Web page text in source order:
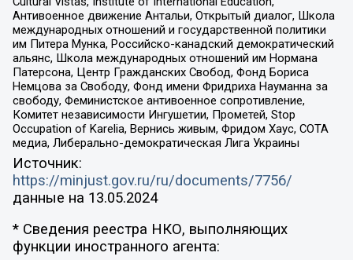
Антивоенное движение Антальи, Открытый диалог, Школа
международных отношений и государственной политики
им Питера Мунка, Российско-канадский демократический
альянс, Школа международных отношений им Нормана
Патерсона, Центр Гражданских Свобод, Фонд Бориса
Немцова за Свободу, Фонд имени Фридриха Науманна за
свободу, Феминистское антивоенное сопротивление,
Комитет независимости Ингушетии, Прометей, Stop
Occupation of Karelia, Вернись живым, Фридом Хаус, СОТА
медиа, Либерально-демократическая Лига Украины
Источник:
https://minjust.gov.ru/ru/documents/7756/
данные на 13.05.2024
* Сведения реестра НКО, выполняющих
функции иностранного агента: